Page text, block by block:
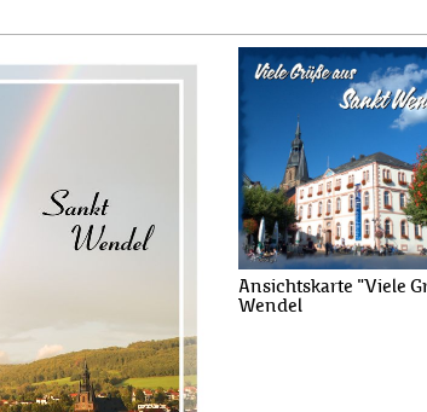
Ansichtskarte "Viele
Wendel